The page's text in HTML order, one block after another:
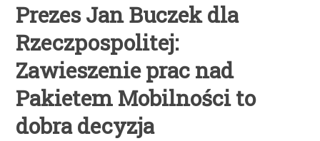
Prezes Jan Buczek dla
Rzeczpospolitej:
Zawieszenie prac nad
Pakietem Mobilności to
dobra decyzja